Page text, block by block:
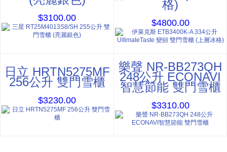
$3100.00
格)
$4800.00
日立 HRTN5275MF
256公升 雙門雪櫃
$3230.00
樂聲 NR-BB273QH
248公升 ECONAVI
智慧節能 雙門雪櫃
$3310.00